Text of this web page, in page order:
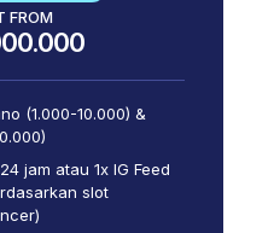
FROM
(1.000-10.000) &
jam atau 1x IG Feed
slot